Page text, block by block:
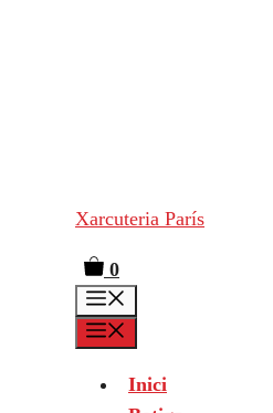
Xarcuteria París
0
Inici